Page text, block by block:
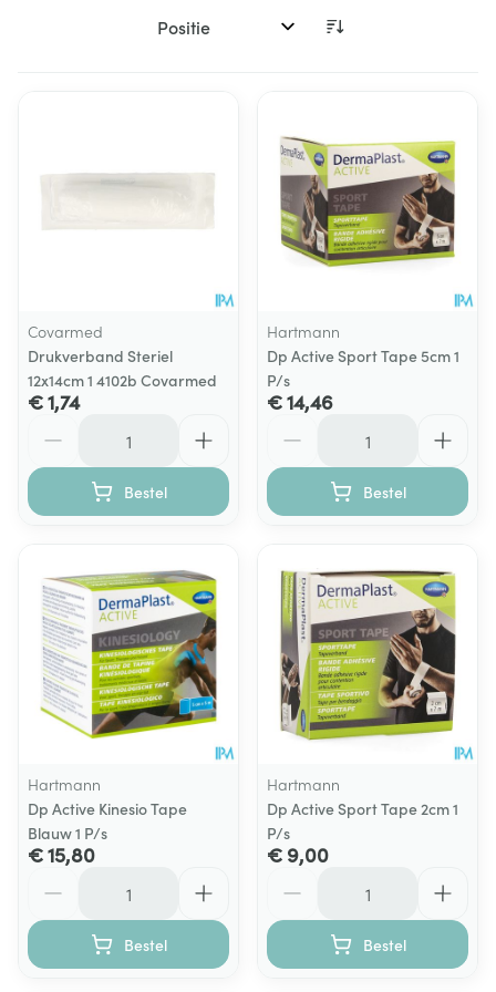
Sorteer op:
Covarmed
Drukverband Steriel
12x14cm 1 4102b Covarmed
€ 1,74
Bestel
Hartmann
Dp Active Sport Tape 5cm 1
P/s
€ 14,46
Bestel
Hartmann
Dp Active Kinesio Tape
Blauw 1 P/s
€ 15,80
Bestel
Hartmann
Dp Active Sport Tape 2cm 1
P/s
€ 9,00
Bestel